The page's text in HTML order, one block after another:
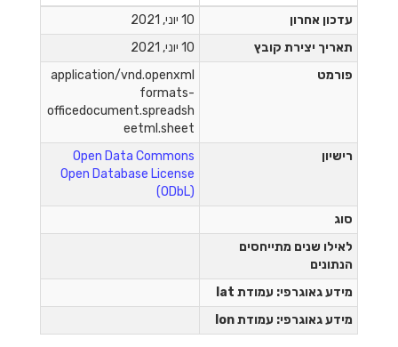
עדכון אחרון
10 יוני, 2021
תאריך יצירת קובץ
10 יוני, 2021
פורמט
application/vnd.openxml
formats-
officedocument.spreadsh
eetml.sheet
רישיון
Open Data Commons
Open Database License
(ODbL)
סוג
לאילו שנים מתייחסים
הנתונים
מידע גאוגרפי: עמודת lat
מידע גאוגרפי: עמודת lon